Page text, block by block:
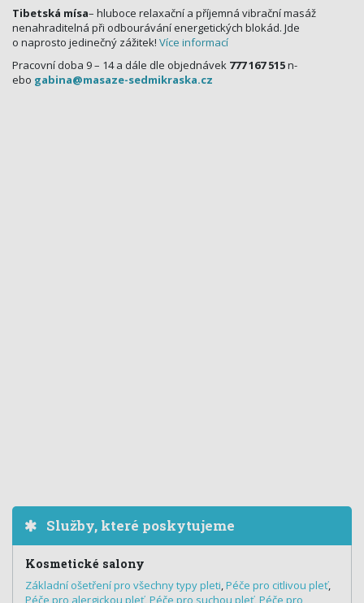
Tibetská mísa– hluboce relaxační a příjemná vibrační masáž
nenahraditelná při odbourávání energetických blokád. Jde
o naprosto jedinečný zážitek! Více informací
Pracovní doba 9 – 14 a dále dle objednávek 777 167 515n­
ebo gabina@masaze-sedmikraska.cz
Služby, které poskytujeme
Kosmetické salony
Základní ošetření pro všechny typy pleti,Péče pro citlivou pleť,
Péče pro alergickou pleť,Péče pro suchou pleť,Péče pro